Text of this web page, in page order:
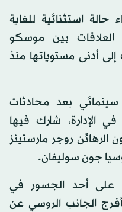
استثنائية للغاية
بين موسكو
أدنى مستوياتها منذ
بعد محادثات
الإدارة، شارك فيها
الرهائن روجر مارستينز
جون سوليفان.
على أحد الجسور في
الجانب الروسي عن